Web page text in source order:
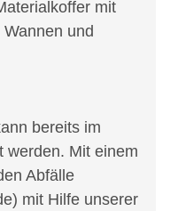
mit
und
bereits im
werden. Mit einem
Abfälle
mit Hilfe unserer